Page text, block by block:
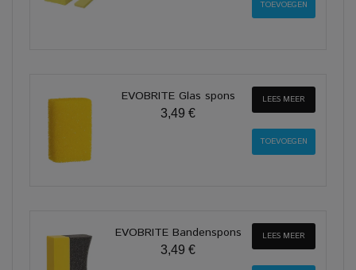
EVOBRITE Glas spons
3,49 €
LEES MEER
EVOBRITE Bandenspons
3,49 €
LEES MEER